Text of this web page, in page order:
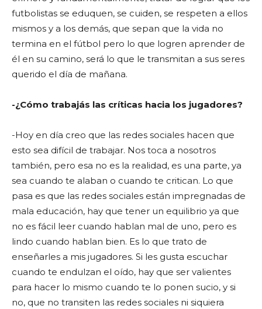
futbolistas se eduquen, se cuiden, se respeten a ellos
mismos y a los demás, que sepan que la vida no
termina en el fútbol pero lo que logren aprender de
él en su camino, será lo que le transmitan a sus seres
querido el día de mañana.
-¿Cómo trabajás las críticas hacia los jugadores?
-Hoy en día creo que las redes sociales hacen que
esto sea difícil de trabajar. Nos toca a nosotros
también, pero esa no es la realidad, es una parte, ya
sea cuando te alaban o cuando te critican. Lo que
pasa es que las redes sociales están impregnadas de
mala educación, hay que tener un equilibrio ya que
no es fácil leer cuando hablan mal de uno, pero es
lindo cuando hablan bien. Es lo que trato de
enseñarles a mis jugadores. Si les gusta escuchar
cuando te endulzan el oído, hay que ser valientes
para hacer lo mismo cuando te lo ponen sucio, y si
no, que no transiten las redes sociales ni siquiera